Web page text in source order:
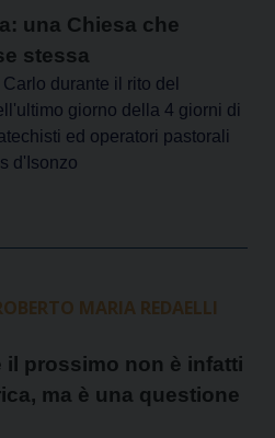
una Chiesa che
stessa
Carlo durante il rito del
giorno della 4 giorni di
ed operatori pastorali
d'Isonzo
MARIA REDAELLI
il prossimo non è infatti
ma è una questione